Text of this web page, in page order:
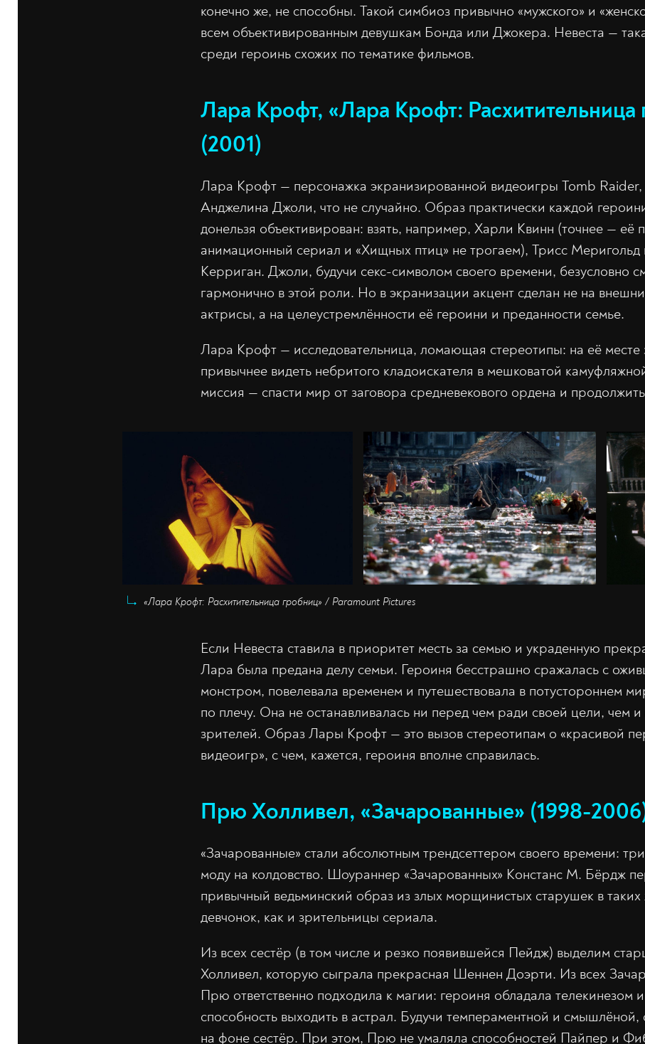
конечно же, не способны. Такой симбиоз привычно «мужского» и
всем объективированным девушкам Бонда или Джокера. Невеста —
среди героинь схожих по тематике фильмов.
Лара Крофт, «Лара Крофт: Расхитительница
(2001)
Лара Крофт — персонажка экранизированной видеоигры Tomb
Анджелина Джоли, что не случайно. Образ практически каждой
донельзя объективирован: взять, например, Харли Квинн (точнее — её
анимационный сериал и «Хищных птиц» не трогаем), Трисс
Керриган. Джоли, будучи секс-символом своего времени, безусловно
гармонично в этой роли. Но в экранизации акцент сделан не на
актрисы, а на целеустремлённости её героини и преданности семье.
Лара Крофт — исследовательница, ломающая стереотипы: на её месте
привычнее видеть небритого кладоискателя в мешковатой
миссия — спасти мир от заговора средневекового ордена и
«Лара Крофт: Расхитительница гробниц» / Paramount Pictures
Если Невеста ставила в приоритет месть за семью и украденную
Лара была предана делу семьи. Героиня бесстрашно сражалась с
монстром, повелевала временем и путешествовала в потустороннем
по плечу. Она не останавливалась ни перед чем ради своей цели, чем
зрителей. Образ Лары Крофт — это вызов стереотипам о «красивой
видеоигр», с чем, кажется, героиня вполне справилась.
Прю Холливел, «Зачарованные» (1998-
«Зачарованные» стали абсолютным трендсеттером своего времени:
моду на колдовство. Шоураннер «Зачарованных» Констанс М. Бёрдж
привычный ведьминский образ из злых морщинистых старушек в
девчонок, как и зрительницы сериала.
Из всех сестёр (в том числе и резко появившейся Пейдж) выделим
Холливел, которую сыграла прекрасная Шеннен Доэрти. Из всех
Прю ответственно подходила к магии: героиня обладала телекинезом
способность выходить в астрал. Будучи темпераментной и смышлёной,
на фоне сестёр. При этом, Прю не умаляла способностей Пайпер и